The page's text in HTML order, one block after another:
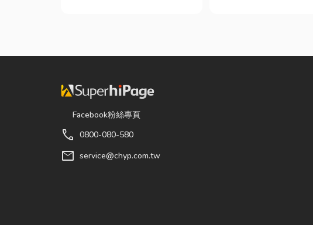
Facebook粉絲專頁
call 0800-080-580
mail service@chyp.com.tw